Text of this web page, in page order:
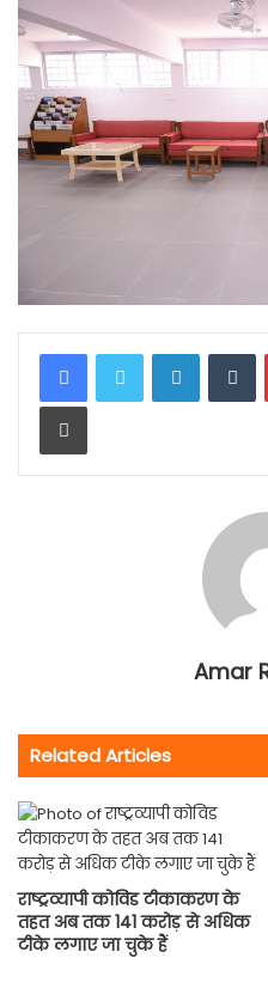
LinkedIn
Print
Amar
Related Articles
राष्ट्रव्यापी कोविड टीकाकरण के
तहत अब तक 141 करोड़ से अधिक
टीके लगाए जा चुके हैं